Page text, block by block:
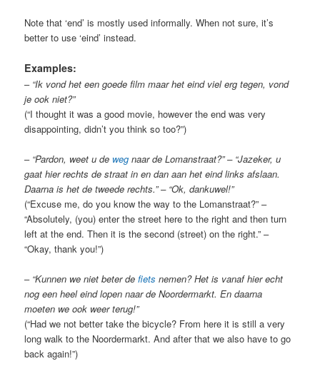
Note that ‘end’ is mostly used informally. When not sure, it’s
better to use ‘eind’ instead.
Examples:
– “Ik vond het een goede film maar het eind viel erg tegen, vond
je ook niet?”
(“I thought it was a good movie, however the end was very
disappointing, didn’t you think so too?”)
– “Pardon, weet u de weg naar de Lomanstraat?” – “Jazeker, u
gaat hier rechts de straat in en dan aan het eind links afslaan.
Daarna is het de tweede rechts.” – “Ok, dankuwel!”
(“Excuse me, do you know the way to the Lomanstraat?” –
“Absolutely, (you) enter the street here to the right and then turn
left at the end. Then it is the second (street) on the right.” –
“Okay, thank you!”)
– “Kunnen we niet beter defiets nemen? Het is vanaf hier echt
nog een heel eind lopen naar de Noordermarkt. En daarna
moeten we ook weer terug!”
(“Had we not better take the bicycle? From here it is still a very
long walk to the Noordermarkt. And after that we also have to go
back again!”)